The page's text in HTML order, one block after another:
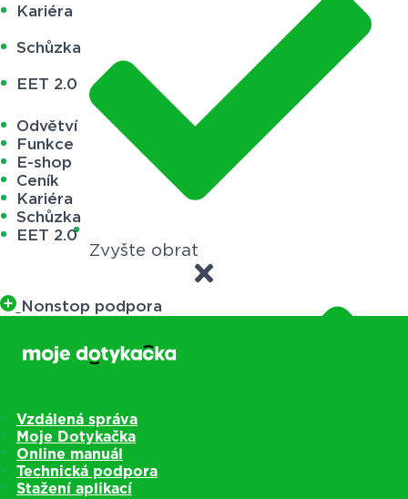
Kariéra
Schůzka
EET 2.0
Odvětví
Funkce
E-shop
Ceník
Kariéra
Schůzka
EET 2.0
Nonstop podpora
Vzdálená správa
Moje Dotykačka
Online manuál
Technická podpora
Stažení aplikací
Zvyšte obrat